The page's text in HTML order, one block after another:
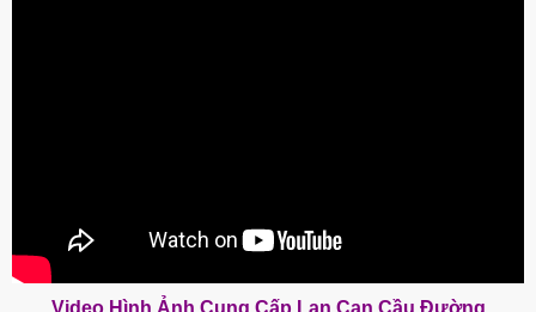
Video Hình Ảnh Cung Cấp Lan Can Cầu Đường